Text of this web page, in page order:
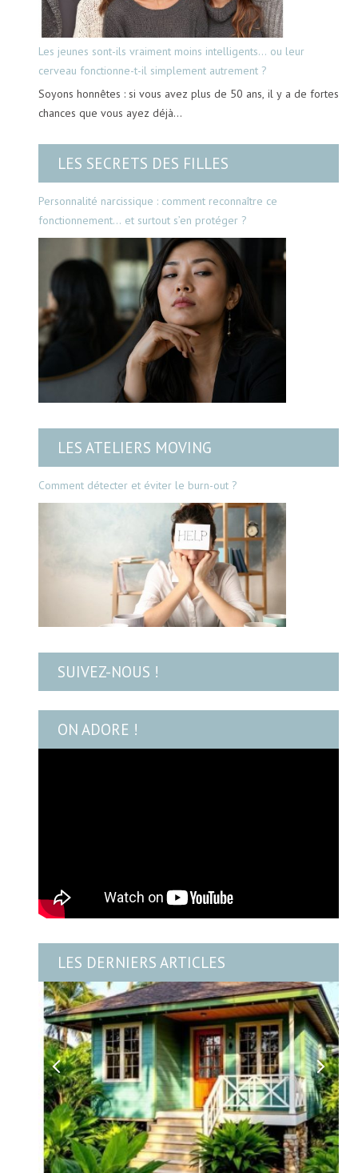
Les jeunes sont-ils vraiment moins intelligents… ou leur
cerveau fonctionne-t-il simplement autrement ?
Soyons honnêtes : si vous avez plus de 50 ans, il y a de fortes
chances que vous ayez déjà…
LES SECRETS DES FILLES
Personnalité narcissique : comment reconnaître ce
fonctionnement… et surtout s’en protéger ?
LES ATELIERS MOVING
Comment détecter et éviter le burn-out ?
SUIVEZ-NOUS !
ON ADORE !
LES DERNIERS ARTICLES